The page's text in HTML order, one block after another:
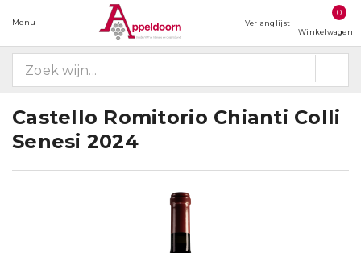
Menu Verlanglijst
0
Winkelwagen
Castello Romitorio Chianti Colli
Senesi 2024